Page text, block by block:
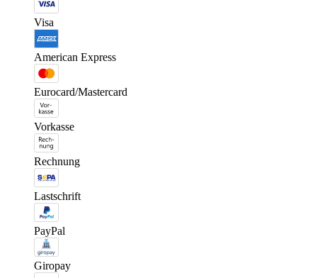
Visa
American Express
Eurocard/Mastercard
Vorkasse
Rechnung
Lastschrift
PayPal
Giropay